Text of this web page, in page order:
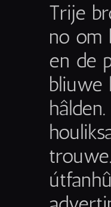
Trije
no om
en de
bliuwe